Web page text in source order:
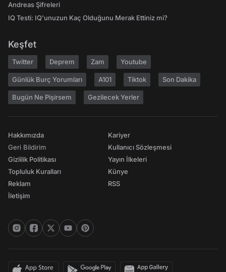
Andreas Şifreleri
IQ Testi: IQ'unuzun Kaç Olduğunu Merak Ettiniz mi?
Keşfet
Twitter Deprem Zam Youtube
Günlük Burç Yorumları A101 Tiktok Son Dakika
Bugün Ne Pişirsem Gezilecek Yerler
Hakkımızda
Geri Bildirim
Gizlilik Politikası
Topluluk Kuralları
Reklam
İletişim
Kariyer
Kullanıcı Sözleşmesi
Yayın İlkeleri
Künye
RSS